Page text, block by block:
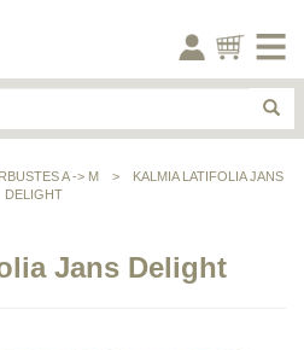
A -> M >
KALMIA LATIFOLIA JANS
DELIGHT
Jans Delight